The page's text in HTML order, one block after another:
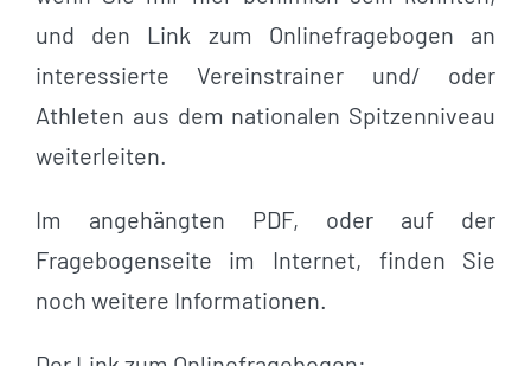
und den Link zum Onlinefragebogen an
interessierte Vereinstrainer und/ oder
Athleten aus dem nationalen Spitzenniveau
weiterleiten.
Im angehängten PDF, oder auf der
Fragebogenseite im Internet, finden Sie
noch weitere Informationen.